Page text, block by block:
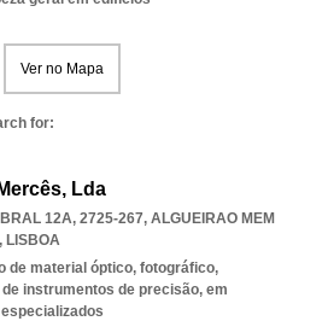
Ver no Mapa
for:
Lda
12A, 2725-267, ALGUEIRAO MEM
, LISBOA
de material óptico, fotográfico,
instrumentos de precisão, em